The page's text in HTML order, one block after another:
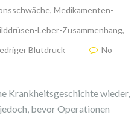
, Medikamenten-
Leber-Zusammenhang,
Blutdruck
No
Krankheitsgeschichte wieder,
bevor Operationen